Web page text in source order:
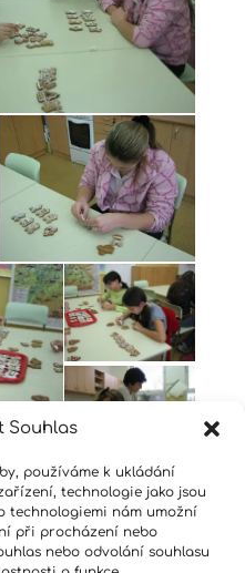
Souhlas
používáme k ukládání
technologie jako jsou
technologiemi nám umožní
při procházení nebo
nebo odvolání souhlasu